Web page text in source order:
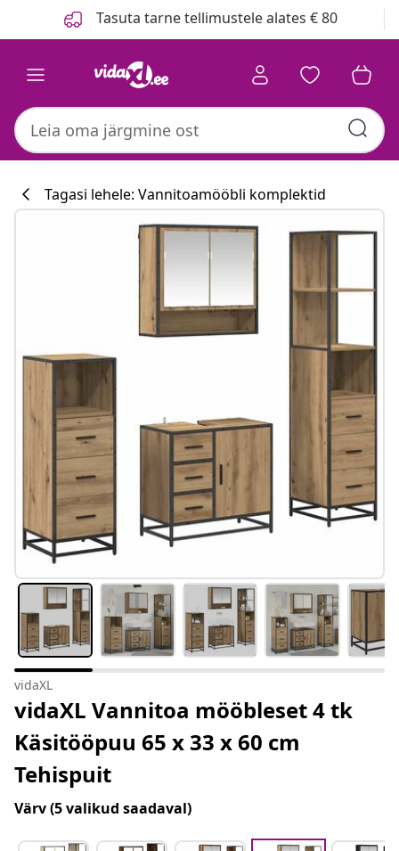
Tasuta tarne tellimustele alates € 80
#sharemevidaxl
Tagasi lehele: Vannitoamööbli komplektid
vidaXL
vidaXL Vannitoa mööbleset 4 tk
Käsitööpuu 65 x 33 x 60 cm
Tehispuit
Värv(5 valikud saadaval)